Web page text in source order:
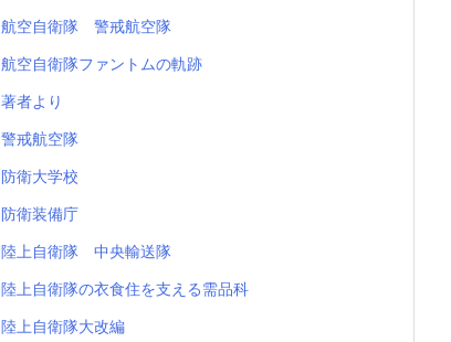
航空自衛隊 警戒航空隊
航空自衛隊ファントムの軌跡
著者より
警戒航空隊
防衛大学校
防衛装備庁
陸上自衛隊 中央輸送隊
陸上自衛隊の衣食住を支える需品科
陸上自衛隊大改編